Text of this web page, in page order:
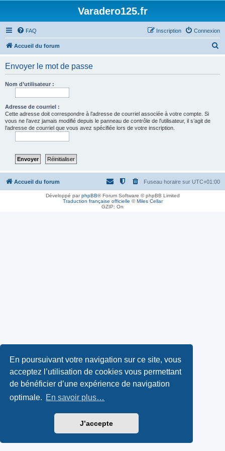
En poursuivant votre navigation sur ce site, vous
acceptez l’utilisation de cookies vous permettant
de bénéficier d’une expérience de navigation
optimale. En savoir plus…
J’accepte
Varadero125.fr
FAQ Connexion
Inscription
Accueil du forum
Envoyer le mot de passe
Nom d’utilisateur :
Adresse de courriel :
Cette adresse doit correspondre à l’adresse de courriel associée à votre compte. Si
vous ne l’avez jamais modifié depuis le panneau de contrôle de l’utilisateur, il s’agit de
l’adresse de courriel que vous avez spécifiée lors de votre inscription.
Accueil du forum Fuseau horaire sur UTC+01:00
Développé parphpBB® Forum Software © phpBB Limited
Traduction française officielle ©Miles Cellar
GZIP: On